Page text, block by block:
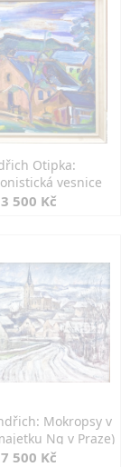
Otipka:
vesnice
3 500 Kč
Mokropsy v
Ng v Praze)
7 500 Kč